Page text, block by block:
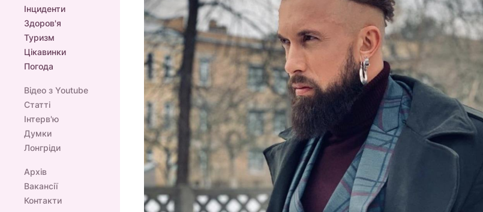
Інциденти
Здоров'я
Туризм
Цікавинки
Погода
Відео з Youtube
Статті
Інтерв'ю
Думки
Лонгріди
Архів
Вакансії
Контакти